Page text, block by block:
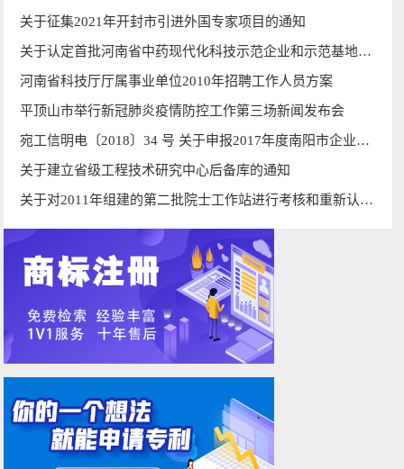
关于征集2021年开封市引进外国专家项目的通知
关于认定首批河南省中药现代化科技示范企业和示范基地的通知
河南省科技厅厅属事业单位2010年招聘工作人员方案
平顶山市举行新冠肺炎疫情防控工作第三场新闻发布会
宛工信明电〔2018〕34 号 关于申报2017年度南阳市企业科技创新贴息资金的补充通知
关于建立省级工程技术研究中心后备库的通知
关于对2011年组建的第二批院士工作站进行考核和重新认定的通知